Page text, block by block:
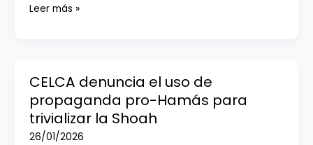
MAS
SOLIDARIDAD,
EMERGE
EL
ANTISEMITISMO
Leer más »
CELCA denuncia el uso de
propaganda pro-Hamás para
trivializar la Shoah
26/01/2026